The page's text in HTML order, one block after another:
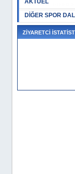
AKTÜEL
DİĞER SPOR
ZİYARETCİ